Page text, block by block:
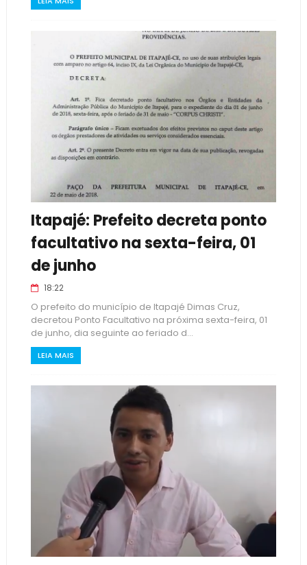
Itapajé: Prefeito decreta ponto
facultativo na sexta-feira, 01
de junho
18:22
O prefeito do município de Itapajé Dimas Cruz,
decretou Ponto Facultativo na próxima sexta-feira, 01
de junho, dia seguinte ao feriado d...
LEIA MAIS